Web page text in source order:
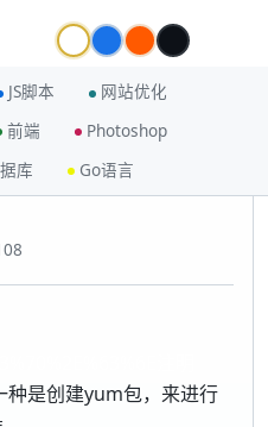
JS脚本
网站优化
前端
Photoshop
库 Go语言
是创建yum包，来进行